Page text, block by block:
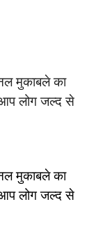
मुकाबले का
लोग जल्द से
मुकाबले का
लोग जल्द से